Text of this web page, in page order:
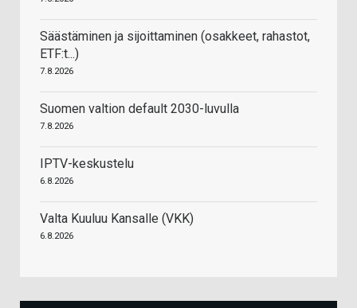
Säästäminen ja sijoittaminen (osakkeet, rahastot,
ETF:t...)
7.8.2026
Suomen valtion default 2030-luvulla
7.8.2026
IPTV-keskustelu
6.8.2026
Valta Kuuluu Kansalle (VKK)
6.8.2026